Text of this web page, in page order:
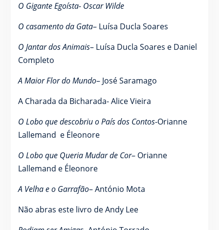
O Gigante Egoísta- Oscar Wilde
O casamento da Gata– Luísa Ducla Soares
O Jantar dos Animais– Luísa Ducla Soares e Daniel
Completo
A Maior Flor do Mundo– José Saramago
A Charada da Bicharada- Alice Vieira
O Lobo que descobriu o País dos Contos-Orianne
Lallemand e Éleonore
O Lobo que Queria Mudar de Cor– Orianne
Lallemand e Éleonore
A Velha e o Garrafão– António Mota
Não abras este livro de Andy Lee